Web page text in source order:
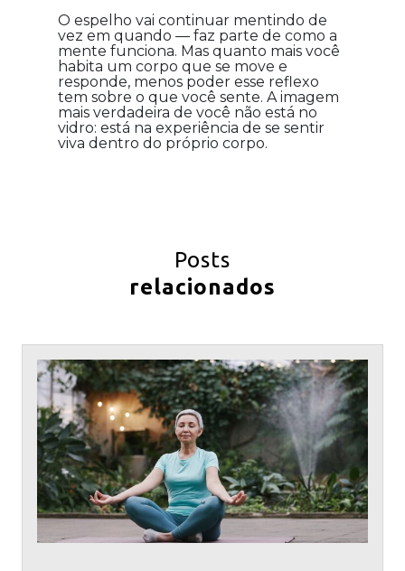
O espelho vai continuar mentindo de
vez em quando — faz parte de como a
mente funciona. Mas quanto mais você
habita um corpo que se move e
responde, menos poder esse reflexo
tem sobre o que você sente. A imagem
mais verdadeira de você não está no
vidro: está na experiência de se sentir
viva dentro do próprio corpo.
Posts
relacionados